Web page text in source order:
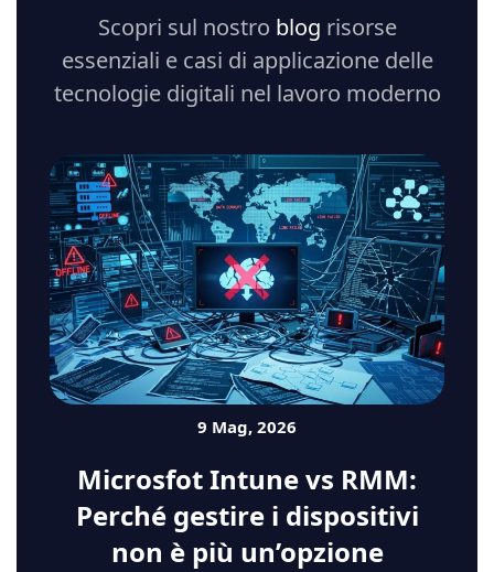
Scopri sul nostro blog risorse
essenziali e casi di applicazione delle
tecnologie digitali nel lavoro moderno
9 Mag, 2026
Microsfot Intune vs RMM:
Perché gestire i dispositivi
non è più un’opzione